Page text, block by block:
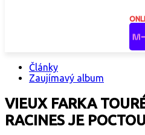
Články
Zaujímavý album
VIEUX FARKA
RACINES JE